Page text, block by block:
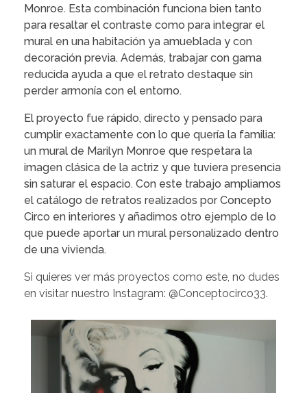
Monroe. Esta combinación funciona bien tanto
para resaltar el contraste como para integrar el
mural en una habitación ya amueblada y con
decoración previa. Además, trabajar con gama
reducida ayuda a que el retrato destaque sin
perder armonía con el entorno.
El proyecto fue rápido, directo y pensado para
cumplir exactamente con lo que quería la familia:
un mural de Marilyn Monroe que respetara la
imagen clásica de la actriz y que tuviera presencia
sin saturar el espacio. Con este trabajo ampliamos
el catálogo de retratos realizados por Concepto
Circo en interiores y añadimos otro ejemplo de lo
que puede aportar un mural personalizado dentro
de una vivienda.
Si quieres ver más proyectos como este, no dudes
en visitar nuestro Instagram: @Conceptocirco33.